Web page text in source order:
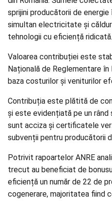
sprijini producătorii de
simultan electricitate și
tehnologii cu eficiență ridicată.
Valoarea contribuției este
Națională de Reglementare în
baza costurilor și veniturilor
Contribuția este plătită de
și este evidențiată pe un
sunt acciza și certificatele
subvenții pentru producătorii
Potrivit rapoartelor ANRE
trecut au beneficiat de
eficiență un număr de 22 de
cogenerare, majoritatea fiind